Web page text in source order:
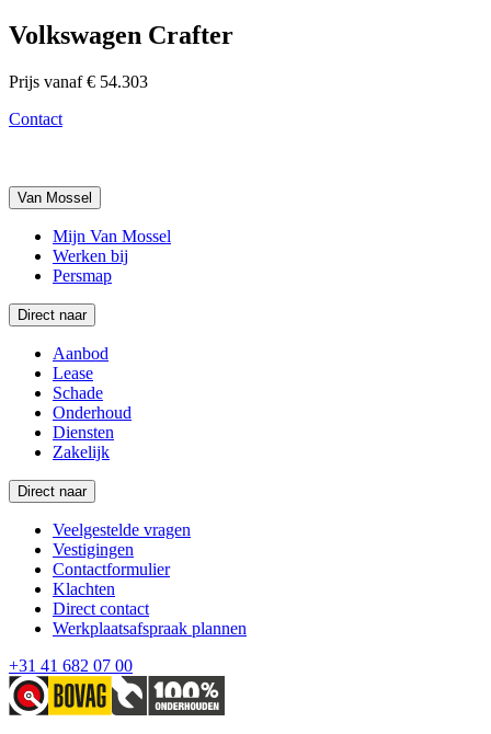
Volkswagen Crafter
Prijs vanaf € 54.303
Contact
Van Mossel
Mijn Van Mossel
Werken bij
Persmap
Direct naar
Aanbod
Lease
Schade
Onderhoud
Diensten
Zakelijk
Direct naar
Veelgestelde vragen
Vestigingen
Contactformulier
Klachten
Direct contact
Werkplaatsafspraak plannen
+31 41 682 07 00